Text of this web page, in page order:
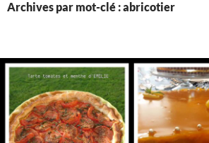
Archives par mot-clé : abricotier